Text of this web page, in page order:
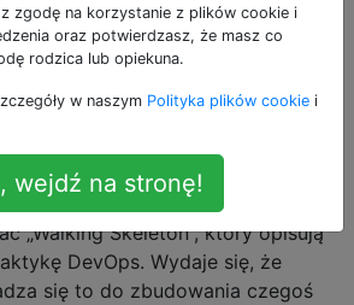
„chodzący szkielet”?
moich zwinnych zespołów
etapach projektu. Zamiast
infrastrukturę kodu i decydują
rozwiązania, zaczęli
„Walking Skeleton”, który opisują
DevOps. Wydaje się, że
się to do zbudowania czegoś
zgodę na korzystanie z plików cookie i
oraz potwierdzasz, że masz co
rodzica lub opiekuna.
w naszym Polityka plików cookie i
wejdź na stronę!